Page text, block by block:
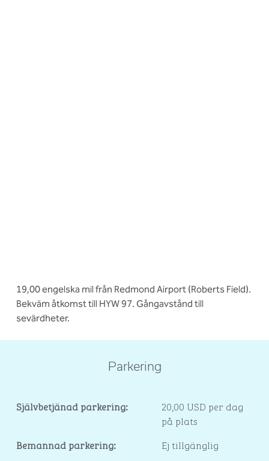
19,00 engelska mil från Redmond Airport (Roberts Field).
Bekväm åtkomst till HYW 97. Gångavstånd till
sevärdheter.
Parkering
Självbetjänad parkering:
20,00 USD per dag
på plats
Bemannad parkering:
Ej tillgänglig